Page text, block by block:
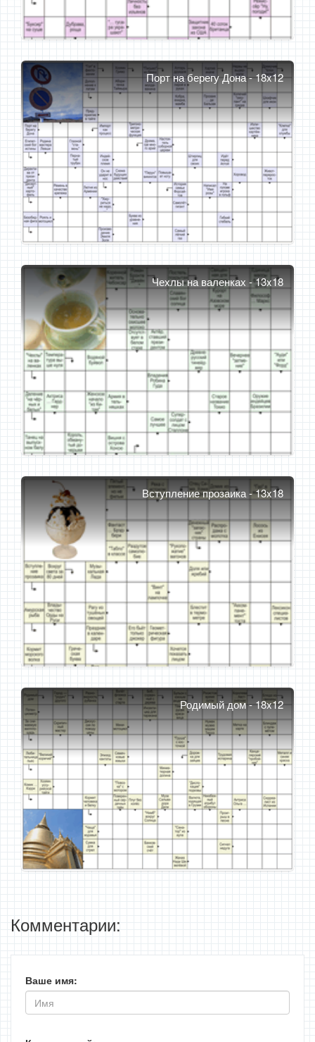
Порт на берегу Дона - 18x12
Чехлы на валенках - 13x18
Вступление прозаика - 13x18
Родимый дом - 18x12
Комментарии:
Ваше имя: